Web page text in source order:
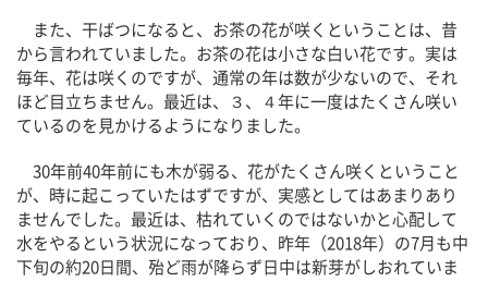
また、干ばつになると、お茶の花が咲くということは、昔
から言われていました。お茶の花は小さな白い花です。実は
毎年、花は咲くのですが、通常の年は数が少ないので、それ
ほど目立ちません。最近は、３、４年に一度はたくさん咲い
ているのを見かけるようになりました。
30年前40年前にも木が弱る、花がたくさん咲くということ
が、時に起こっていたはずですが、実感としてはあまりあり
ませんでした。最近は、枯れていくのではないかと心配して
水をやるという状況になっており、昨年（2018年）の7月も中
下旬の約20日間、殆ど雨が降らず日中は新芽がしおれていま